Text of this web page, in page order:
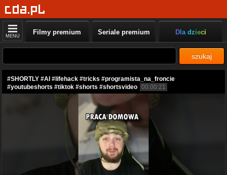
MENU Filmy premium Seriale premium Dla dzieci
szukaj
#SHORTLY #AI #lifehack #tricks #programista_na_froncie
#youtubeshorts #tiktok #shorts #shortsvideo 00:00:21